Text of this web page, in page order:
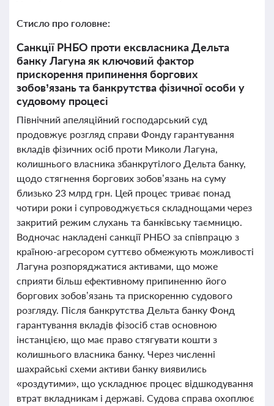
Стисло про головне:
Санкції РНБО проти ексвласника Дельта
банку Лагуна як ключовий фактор
прискорення припинення боргових
зобов’язань та банкрутства фізичної особи у
судовому процесі
Північний апеляційний господарський суд
продовжує розгляд справи Фонду гарантування
вкладів фізичних осіб проти Миколи Лагуна,
колишнього власника збанкрутілого Дельта банку,
щодо стягнення боргових зобов’язань на суму
близько 23 млрд грн. Цей процес триває понад
чотири роки і супроводжується складнощами через
закритий режим слухань та банківську таємницю.
Водночас накладені санкції РНБО за співпрацю з
країною-агресором суттєво обмежують можливості
Лагуна розпоряджатися активами, що може
сприяти більш ефективному припиненню його
боргових зобов’язань та прискоренню судового
розгляду. Після банкрутства Дельта банку Фонд
гарантування вкладів фізосіб став основною
інстанцією, що має право стягувати кошти з
колишнього власника банку. Через численні
шахрайські схеми активи банку виявились
«роздутими», що ускладнює процес відшкодування
втрат вкладникам і державі. Судова справа охоплює